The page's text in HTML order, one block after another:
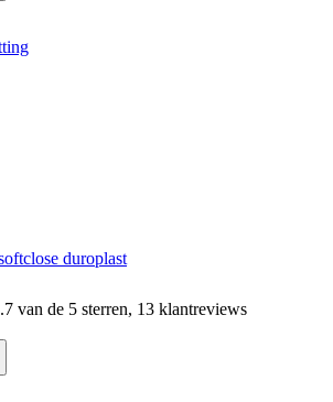
duroplast
van de 5 sterren, 13 klantreviews